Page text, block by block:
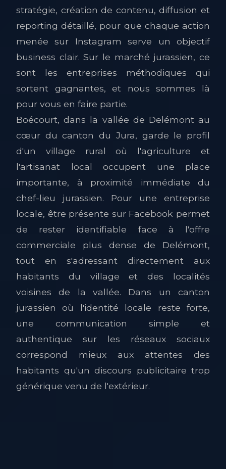
stratégie, création de contenu, diffusion et
reporting détaillé, pour que chaque action
menée sur Instagram serve un objectif
business clair. Sur le marché jurassien, ce
sont les entreprises méthodiques qui
sortent gagnantes, et nous sommes là
pour vous en faire partie.
Boécourt, dans la vallée de Delémont au
cœur du canton du Jura, garde le profil
d'un village rural où l'agriculture et
l'artisanat local occupent une place
importante, à proximité immédiate du
chef-lieu jurassien. Pour une entreprise
locale, être présente sur Facebook permet
de rester identifiable face à l'offre
commerciale plus dense de Delémont,
tout en s'adressant directement aux
habitants du village et des localités
voisines de la vallée. Dans un canton
jurassien où l'identité locale reste forte,
une communication simple et
authentique sur les réseaux sociaux
correspond mieux aux attentes des
habitants qu'un discours publicitaire trop
générique venu de l'extérieur.